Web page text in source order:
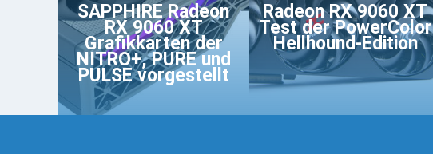
SAPPHIRE Radeon
RX 9060 XT
Grafikkarten der
NITRO+, PURE und
PULSE vorgestellt
Radeon RX 9060 XT
Test der PowerColor
Hellhound-Edition